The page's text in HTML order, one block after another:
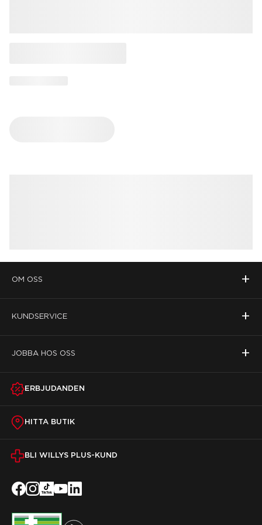
OM OSS +
KUNDSERVICE +
JOBBA HOS OSS +
ERBJUDANDEN
HITTA BUTIK
BLI WILLYS PLUS-KUND